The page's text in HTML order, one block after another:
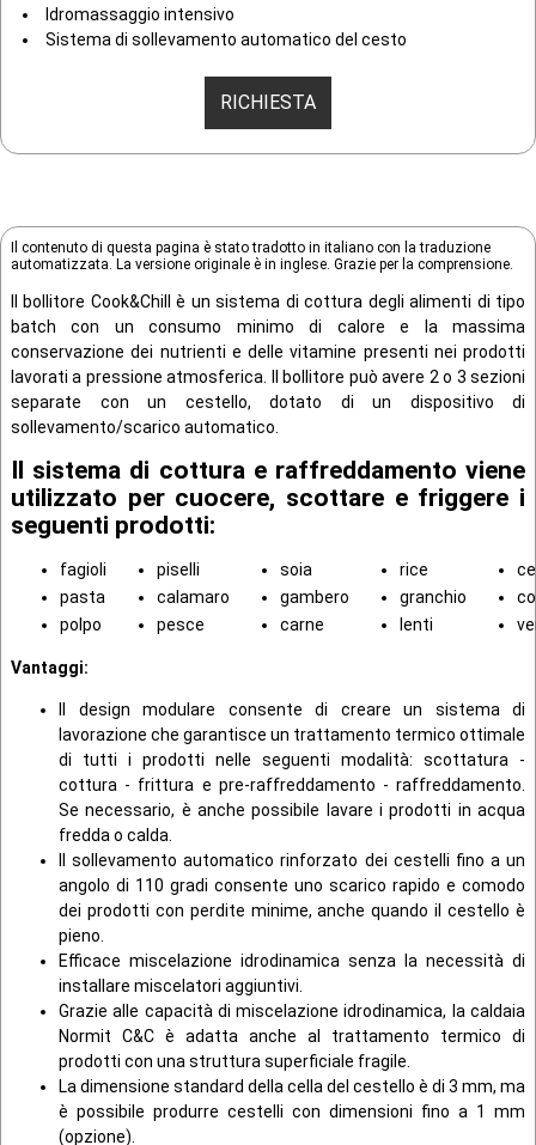
Idromassaggio intensivo
Sistema di sollevamento automatico del cesto
RICHIESTA
Il contenuto di questa pagina è stato tradotto in italiano con la traduzione
automatizzata. La versione originale è in inglese. Grazie per la comprensione.
Il bollitore Cook&Chill è un sistema di cottura degli alimenti di tipo
batch con un consumo minimo di calore e la massima
conservazione dei nutrienti e delle vitamine presenti nei prodotti
lavorati a pressione atmosferica. Il bollitore può avere 2 o 3 sezioni
separate con un cestello, dotato di un dispositivo di
sollevamento/scarico automatico.
Il sistema di cottura e raffreddamento viene
utilizzato per cuocere, scottare e friggere i
seguenti prodotti:
fagioli piselli soia rice
pasta
calamaro gambero granchio
polpo
pesce carne lenti
Vantaggi:
Il design modulare consente di creare un sistema di
lavorazione che garantisce un trattamento termico ottimale
di tutti i prodotti nelle seguenti modalità: scottatura -
cottura - frittura e pre-raffreddamento - raffreddamento.
Se necessario, è anche possibile lavare i prodotti in acqua
fredda o calda.
Il sollevamento automatico rinforzato dei cestelli fino a un
angolo di 110 gradi consente uno scarico rapido e comodo
dei prodotti con perdite minime, anche quando il cestello è
pieno.
Efficace miscelazione idrodinamica senza la necessità di
installare miscelatori aggiuntivi.
Grazie alle capacità di miscelazione idrodinamica, la caldaia
Normit C&C è adatta anche al trattamento termico di
prodotti con una struttura superficiale fragile.
La dimensione standard della cella del cestello è di 3 mm, ma
è possibile produrre cestelli con dimensioni fino a 1 mm
(opzione).